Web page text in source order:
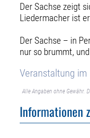
Der Sachse zeigt
Liedermacher ist
Der Sachse – in
nur so brummt,
Veranstaltung im
Alle Angaben ohne Gewähr.
Informationen